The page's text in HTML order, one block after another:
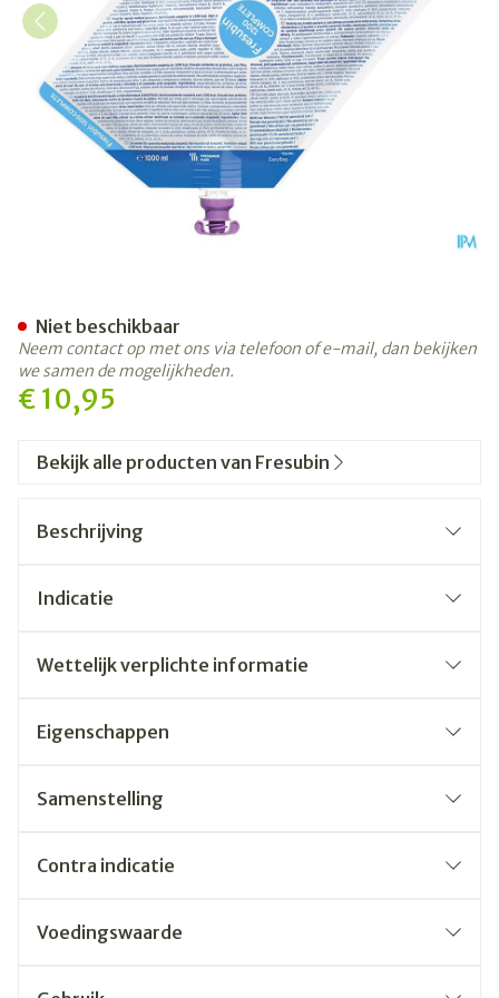
€ 10,95
Niet beschikbaar
Neem contact op met ons via telefoon of e-mail, dan bekijken
we samen de mogelijkheden.
Bekijk alle producten van Fresubin
Beschrijving
Indicatie
Wettelijk verplichte informatie
Eigenschappen
Samenstelling
Contra indicatie
Voedingswaarde